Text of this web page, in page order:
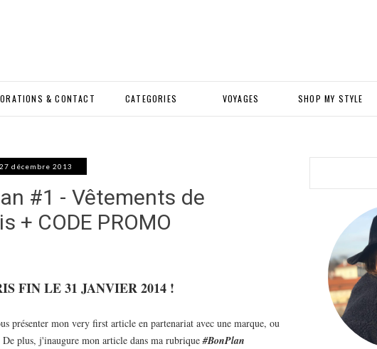
& CONTACT CATEGORIES VOYAGES SHOP MY STYLE
décembre 2013
#1 - Vêtements de
+ CODE PROMO
FIN LE 31 JANVIER 2014 !
présenter mon very first article en partenariat avec une marque, ou
plus, j'inaugure mon article dans ma rubrique#BonPlan